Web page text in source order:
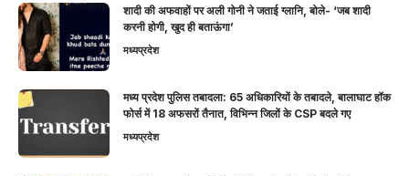
शादी की अफवाहों पर अली गोनी ने जताई ग्लानि, बोले- ‘जब शादी
करनी होगी, खुद ही बताऊंगा’
मध्यप्रदेश
मध्य प्रदेश पुलिस तबादला: 65 अधिकारियों के तबादले, बालाघाट हॉक
फोर्स में 18 अफसरों तैनात, विभिन्न जिलों के CSP बदले गए
मध्यप्रदेश